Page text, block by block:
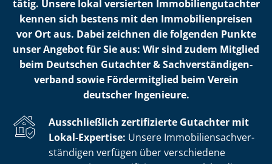
tätig. Unsere lokal versierten Im­mo­bi­li­en­gut­ach­ter
kennen sich bestens mit den Im­mo­bi­li­en­prei­sen
vor Ort aus. Dabei zeichnen die folgenden Punkte
unser Angebot für Sie aus: Wir sind zudem Mitglied
beim Deutschen Gutachter & Sach­ver­stän­di­gen­
ver­band sowie Fördermitglied beim Verein
deutscher Ingenieure.
Ausschließlich zertifizierte Gutachter mit
Lokal-Expertise: Unsere Im­mo­bi­li­en­sach­ver­
stän­di­gen verfügen über verschiedene